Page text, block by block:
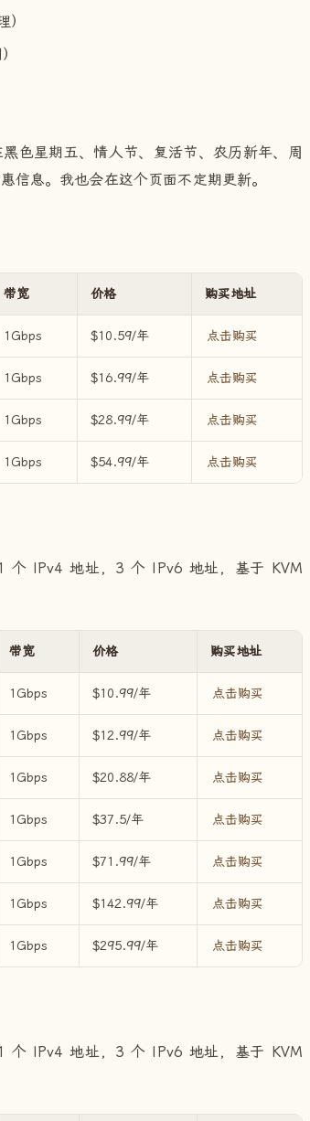
）
色星期五、情人节、复活节、农历新年、周
信息。我也会在这个页面不定期更新。
带宽 价格 购买地址
1Gbps $10.59/年 点击购买
1Gbps $16.99/年 点击购买
1Gbps $28.99/年 点击购买
1Gbps $54.99/年 点击购买
个 IPv4 地址，3 个 IPv6 地址，基于 KVM
带宽 价格 购买地址
1Gbps $10.99/年 点击购买
1Gbps $12.99/年 点击购买
1Gbps $20.88/年 点击购买
1Gbps $37.5/年 点击购买
1Gbps $71.99/年 点击购买
1Gbps $142.99/年 点击购买
1Gbps $295.99/年 点击购买
个 IPv4 地址，3 个 IPv6 地址，基于 KVM